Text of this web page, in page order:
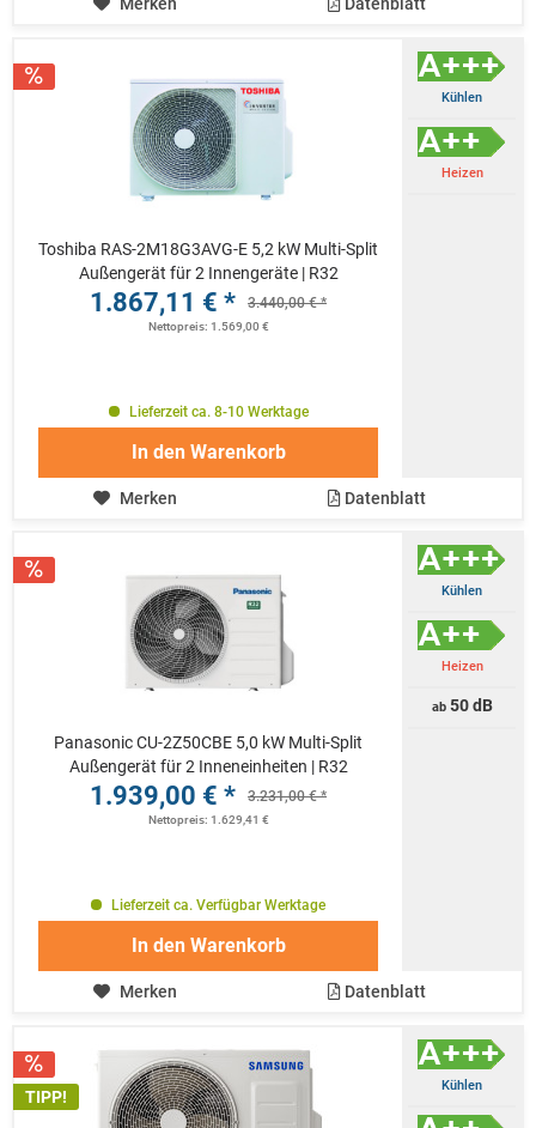
Toshiba RAS-2M18G3AVG-E 5,2 kW Multi-Split
Außengerät für 2 Innengeräte | R32
1.867,11 € * 3.440,00 € *
Nettopreis: 1.569,00 €
Kühlen
Heizen
Lieferzeit ca. 8-10 Werktage
In den Warenkorb
Merken Datenblatt
Panasonic CU-2Z50CBE 5,0 kW Multi-Split
Außengerät für 2 Inneneinheiten | R32
1.939,00 € * 3.231,00 € *
Nettopreis: 1.629,41 €
Kühlen
Heizen
ab50 dB
Lieferzeit ca. Verfügbar Werktage
In den Warenkorb
Merken Datenblatt
TIPP!
Kühlen